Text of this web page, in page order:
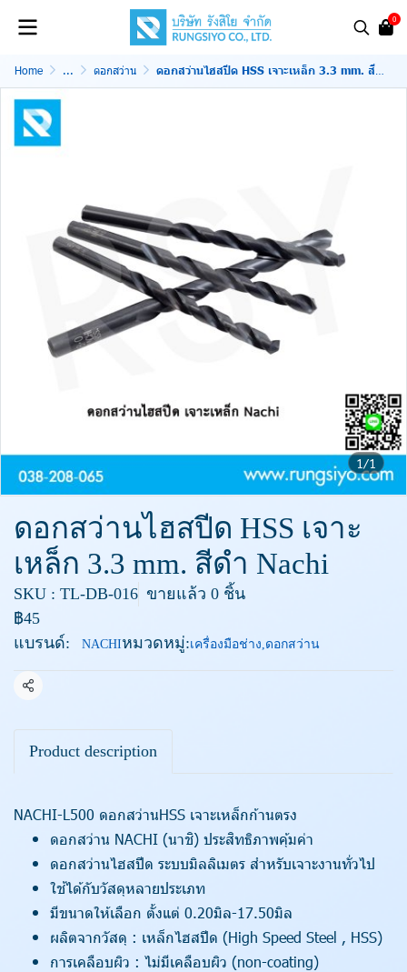
0
Home ... ดอกสว่าน ดอกสว่านไฮสปีด HSS เจาะเหล็ก 3.3 mm. สีดำ Nachi
1/1
ดอกสว่านไฮสปีด HSS เจาะ
เหล็ก 3.3 mm. สีดำ Nachi
SKU : TL-DB-016 ขายแล้ว 0 ชิ้น
฿45
แบรนด์:
NACHIหมวดหมู่:เครื่องมือช่าง,ดอกสว่าน
แชร์
Product description
NACHI-L500 ดอกสว่านHSS เจาะเหล็กก้านตรง
ดอกสว่าน NACHI (นาชิ) ประสิทธิภาพคุ้มค่า
ดอกสว่านไฮสปีด ระบบมิลลิเมตร สำหรับเจาะงานทั่วไป
ใช้ได้กับวัสดุหลายประเภท
มีขนาดให้เลือก ตั้งแต่ 0.20มิล-17.50มิล
ผลิตจากวัสดุ : เหล็กไฮสปีด (High Speed Steel , HSS)
การเคลือบผิว : ไม่มีเคลือบผิว (non-coating)